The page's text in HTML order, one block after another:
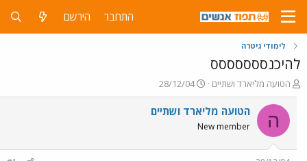
התחבר הירשם
לימודי גיטרה
להיכנססססססס
פ
ו
ת
ח
ה
הטועה מליארד ושתיים
פ
ו
ר
28/12/04
ה הטועה מליארד ושתיים
New member